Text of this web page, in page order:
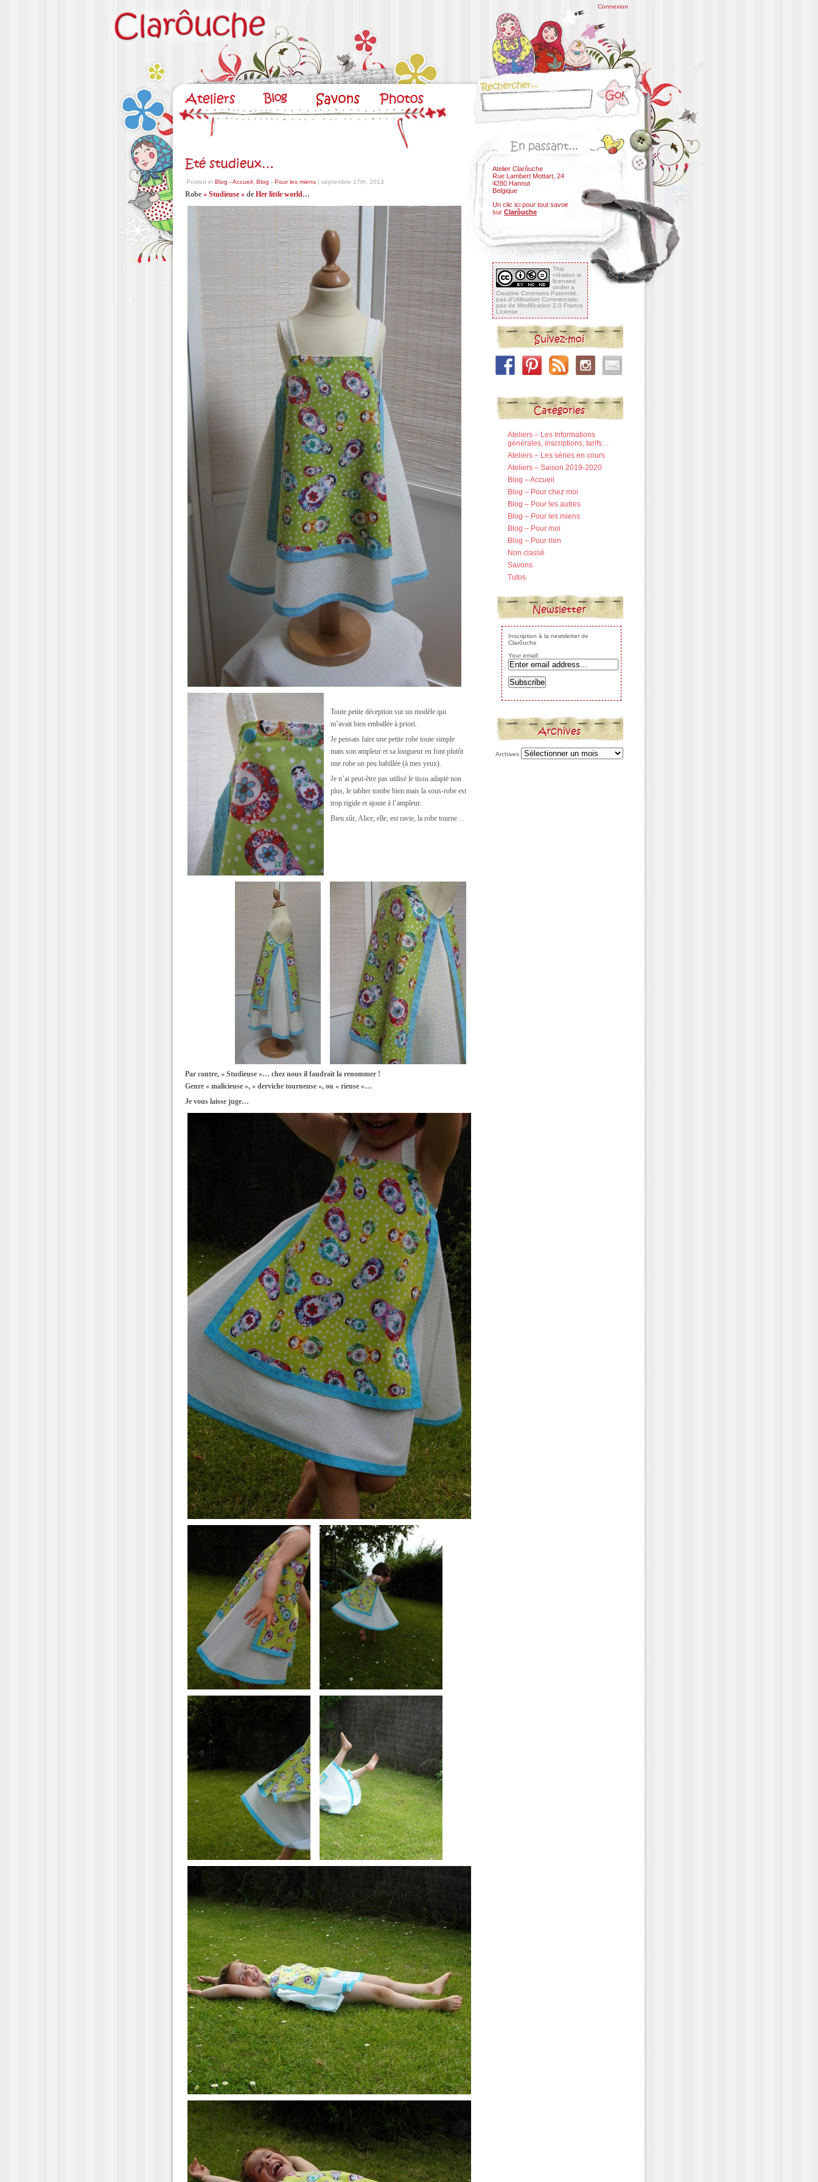
Connexion
Eté studieux…
Posted in Blog - Accueil Blog - Pour les miens | septembre 17th, 2013
Robe « Studieuse » de Her little world…
Toute petite déception sur un modèle qui
m’avait bien emballée à priori.
Je pensais faire une petite robe toute simple
mais son ampleur et sa longueur en font plutôt
une robe un peu habillée (à mes yeux).
Je n’ai peut-être pas utilisé le tissu adapté non
plus, le tablier tombe bien mais la sous-robe est
trop rigide et ajoute à l’ampleur.
Bien sûr, Alice, elle, est ravie, la robe tourne…
Par contre, « Studieuse »… chez nous il faudrait la renommer !
Genre « malicieuse », « derviche tourneuse », ou « rieuse »…
Je vous laisse juge…
Atelier Clarôuche
Rue Lambert Mottart, 24
4280 Hannut
Belgique
Un clic ici pour tout savoir
sur Clarôuche
This
création is
licensed
under a
Creative Commons Paternité,
pas d'Utilisation Commerciale,
pas de Modification 2.0 France
License
Suivez-moi
Catégories
Ateliers – Les Informations
générales, inscriptions, tarifs…
Ateliers – Les séries en cours
Ateliers – Saison 2019-2020
Blog – Accueil
Blog – Pour chez moi
Blog – Pour les autres
Blog – Pour les miens
Blog – Pour moi
Blog – Pour rien
Non classé
Savons
Tutos
Newsletter
Inscription à la newsletter de
Clarôuche
Your email:
Archives
Archives